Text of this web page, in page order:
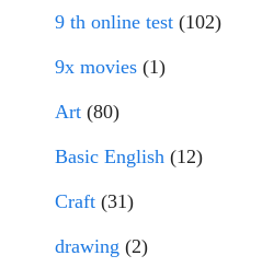
9 th online test (102)
9x movies (1)
Art (80)
Basic English (12)
Craft (31)
drawing (2)